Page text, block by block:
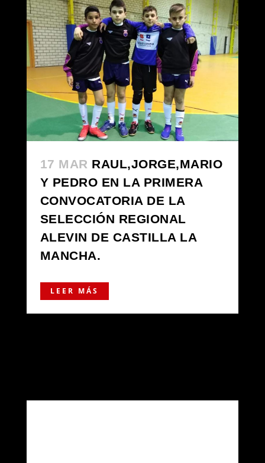
17 MAR RAUL,JORGE,MARIO
Y PEDRO EN LA PRIMERA
CONVOCATORIA DE LA
SELECCIÓN REGIONAL
ALEVIN DE CASTILLA LA
MANCHA.
LEER MÁS